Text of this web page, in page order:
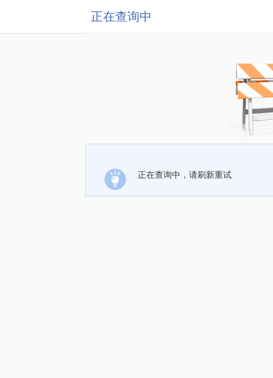
正在查询中
正在查询中，请刷新重试